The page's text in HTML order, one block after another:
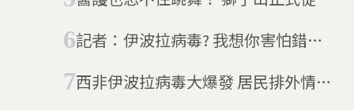
記者：伊波拉病毒? 我想你害怕錯方
西非伊波拉病毒大爆發 居民排外情緒